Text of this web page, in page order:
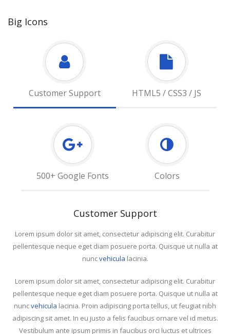
Big Icons
Customer Support HTML5 / CSS3 / JS
500+ Google Fonts Colors
Customer Support
Lorem ipsum dolor sit amet, consectetur adipiscing elit. Curabitur
pellentesque neque eget diam posuere porta. Quisque ut nulla at
nuncvehicula lacinia.
Lorem ipsum dolor sit amet, consectetur adipiscing elit. Curabitur
pellentesque neque eget diam posuere porta. Quisque ut nulla at
nuncvehicula lacinia. Proin adipiscing porta tellus, ut feugiat nibh
adipiscing sit amet. In eu justo a felis faucibus ornare vel id metus.
Vestibulum ante ipsum primis in faucibus orci luctus et ultrices